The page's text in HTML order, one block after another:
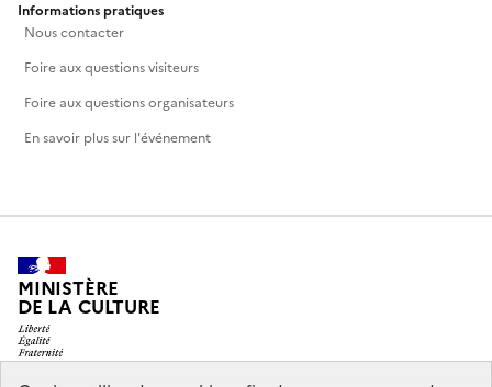
Informations pratiques
Nous contacter
Foire aux questions visiteurs
Foire aux questions organisateurs
En savoir plus sur l'événement
MINISTÈRE
DE LA CULTURE